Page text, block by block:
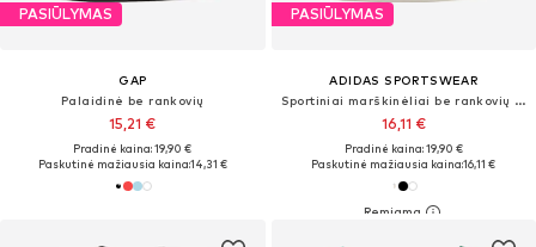
PASIŪLYMAS
GAP
Palaidinė be rankovių
15,21 €
Pradinė kaina: 19,90 €
Paskutinė mažiausia kaina:14,31 €
PASIŪLYMAS
ADIDAS SPORTSWEAR
Sportiniai marškinėliai be rankovių 'Essentials'
16,11 €
Pradinė kaina: 19,90 €
Paskutinė mažiausia kaina:16,11 €